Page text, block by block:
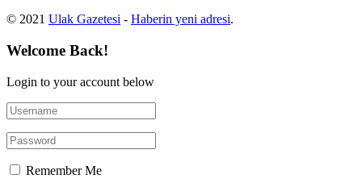
© 2021 Ulak Gazetesi - Haberin yeni adresi.
Welcome Back!
Login to your account below
Remember Me